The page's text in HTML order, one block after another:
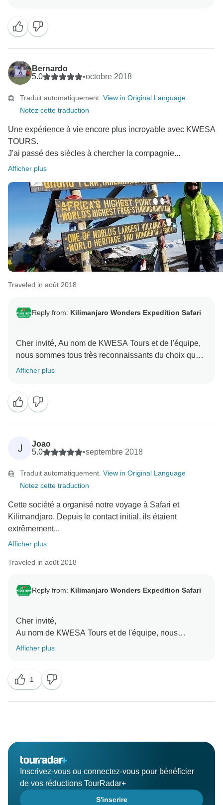
Une fois de plus, au nom de l'équipe de KWESA
Tours, je voudrais vous remercier d'avoir choisi de
Bernardo
5.0
•octobre 2018
Traduit automatiquement. View in Original Language
Notez cette traduction
Une expérience à vie encore plus incroyable avec KWESA
TOURS.
J'ai passé des siècles à chercher la compagnie...
Afficher plus
Traveled in août 2018
Reply from: Kilimanjaro Wonders Expedition Safari
Cher invité, Au nom de KWESA Tours et de l'équipe,
nous sommes tous très reconnaissants du choix que
vous avez fait d'explorer la Tanzanie avec nous. Ce fut
Une fois de plus, au nom de l'équipe de KWESA
Tours, je voudrais vous remercier d'avoir choisi de
Afficher plus
J
Joao
5.0
•septembre 2018
Traduit automatiquement. View in Original Language
Notez cette traduction
Cette société a organisé notre voyage à Safari et
Kilimandjaro. Depuis le contact initial, ils étaient
extrêmement...
Afficher plus
Traveled in août 2018
Reply from: Kilimanjaro Wonders Expedition Safari
Cher invité,
Au nom de KWESA Tours et de l'équipe, nous
sommes tous très reconnaissants du choix que vous
vous faire découvrir la beauté de notre pays. Une fois
de plus, au nom de l'équipe de KWESA Tours, je
voudrais vous remercier d'avoir choisi de voyager et
Afficher plus
1
Inscrivez-vous ou connectez-vous pour bénéficier
de vos réductions TourRadar+
S'inscrire